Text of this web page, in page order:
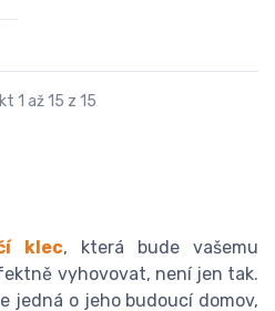
1 až 15 z 15
klec, která bude vašemu
vyhovovat, není jen tak.
jedná o jeho budoucí domov,